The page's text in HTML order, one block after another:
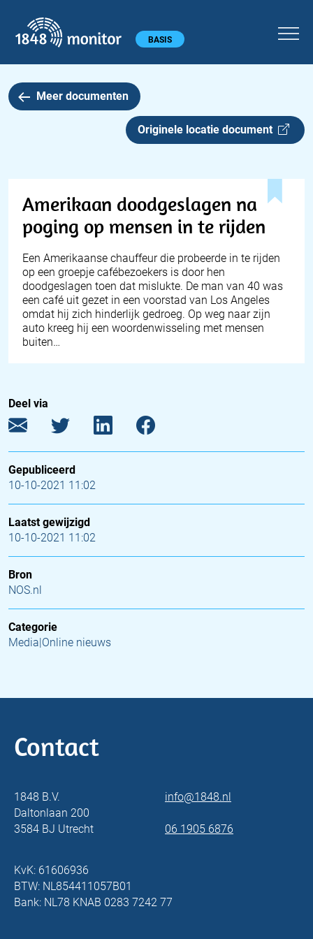
Hoofdmenu BASIS
Meer documenten
Originele locatie document
Amerikaan doodgeslagen na
poging op mensen in te rijden
Een Amerikaanse chauffeur die probeerde in te rijden
op een groepje cafébezoekers is door hen
doodgeslagen toen dat mislukte. De man van 40 was
een café uit gezet in een voorstad van Los Angeles
omdat hij zich hinderlijk gedroeg. Op weg naar zijn
auto kreeg hij een woordenwisseling met mensen
buiten…
Deel via
Gepubliceerd
10-10-2021 11:02
Laatst gewijzigd
10-10-2021 11:02
Bron
NOS.nl
Categorie
Media|Online nieuws
Contact
1848 B.V.
Daltonlaan 200
3584 BJ Utrecht
info@1848.nl
06 1905 6876
KvK: 61606936
BTW: NL854411057B01
Bank: NL78 KNAB 0283 7242 77